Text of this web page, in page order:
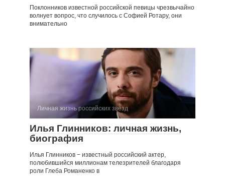
Поклонников известной российской певицы чрезвычайно
волнует вопрос, что случилось с Софией Ротару, они
внимательно
Личная жизнь российских звезд
Илья Глинников: личная жизнь,
биография
Илья Глинников − известный российский актер,
полюбившийся миллионам телезрителей благодаря
роли Глеба Романенко в